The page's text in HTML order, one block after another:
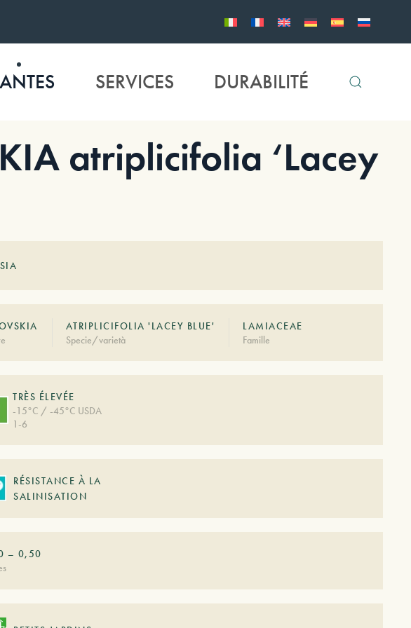
SERVICES DURABILITÉ
atriplicifolia ‘Lacey
ATRIPLICIFOLIA 'LACEY BLUE'
Specie/varietà
LAMIACEAE
Famille
TRÈS ÉLEVÉE
-15°C / -45°C USDA
1-6
RÉSISTANCE À LA
SALINISATION
– 0,50